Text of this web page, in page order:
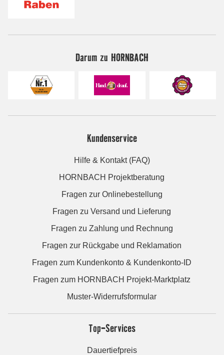
Darum zu HORNBACH
Kundenservice
Hilfe & Kontakt (FAQ)
HORNBACH Projektberatung
Fragen zur Onlinebestellung
Fragen zu Versand und Lieferung
Fragen zu Zahlung und Rechnung
Fragen zur Rückgabe und Reklamation
Fragen zum Kundenkonto & Kundenkonto-ID
Fragen zum HORNBACH Projekt-Marktplatz
Muster-Widerrufsformular
Top-Services
Dauertiefpreis